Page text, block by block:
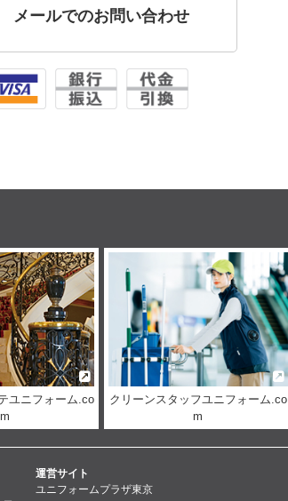
メールでのお問い合わせ
フォーム.co
m
クリーンスタッフユニフォーム.co
m
運営サイト
ユニフォームプラザ東京